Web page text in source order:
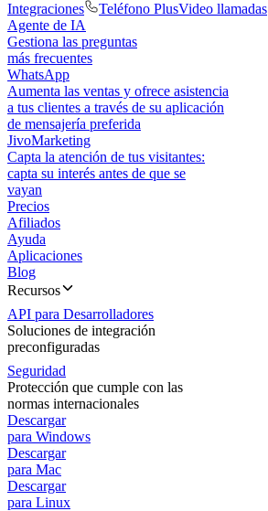
Integraciones
Teléfono PlusVideo llamadas
Agente de IA
Gestiona las preguntas
más frecuentes
WhatsApp
Aumenta las ventas y ofrece asistencia
a tus clientes a través de su aplicación
de mensajería preferida
JivoMarketing
Capta la atención de tus visitantes:
capta su interés antes de que se
vayan
Precios
Afiliados
Ayuda
Aplicaciones
Blog
Recursos
API para Desarrolladores
Soluciones de integración
preconfiguradas
Seguridad
Protección que cumple con las
normas internacionales
Descargar
para Windows
Descargar
para Mac
Descargar
para Linux